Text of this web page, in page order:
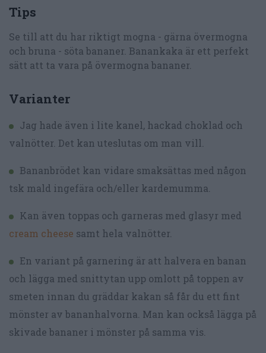
Tips
Se till att du har riktigt mogna - gärna övermogna
och bruna - söta bananer. Banankaka är ett perfekt
sätt att ta vara på övermogna bananer.
Varianter
Jag hade även i lite kanel, hackad choklad och
valnötter. Det kan uteslutas om man vill.
Bananbrödet kan vidare smaksättas med någon
tsk mald ingefära och/eller kardemumma.
Kan även toppas och garneras med glasyr med
cream cheese samt hela valnötter.
En variant på garnering är att halvera en banan
och lägga med snittytan upp omlott på toppen av
smeten innan du gräddar kakan så får du ett fint
mönster av bananhalvorna. Man kan också lägga på
skivade bananer i mönster på samma vis.